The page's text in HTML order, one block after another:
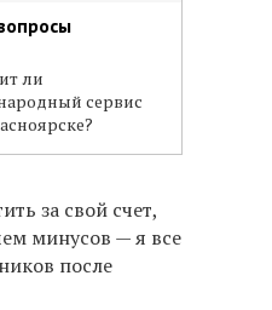
ли
сервис
за свой счет,
минусов — я все
после